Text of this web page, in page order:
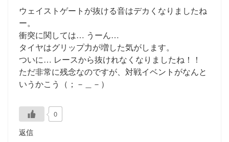
ウェイストゲートが抜ける音はデカくなりましたね
ー。
衝突に関しては… うーん…
タイヤはグリップ力が増した気がします。
ついに… レースから抜けれなくなりましたね！！
ただ非常に残念なのですが、対戦イベントがなんと
いうかこう（；－＿－）
0
返信